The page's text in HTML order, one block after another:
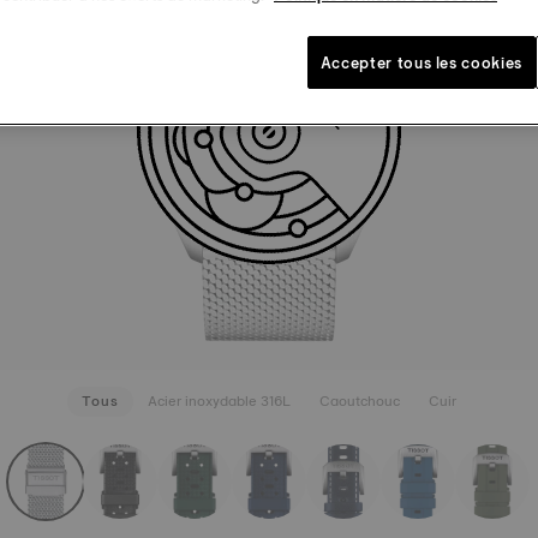
96,00
Gris
EN
Tous Acier inoxydable 316L Caoutchouc Cuir
Accepter tous les cookies